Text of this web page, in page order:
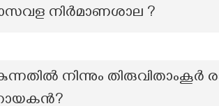
നിർമാണശാല ?
നിന്നും തിരുവിതാംകൂർ